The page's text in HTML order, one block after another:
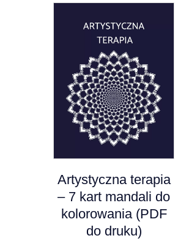
Artystyczna terapia
– 7 kart mandali do
kolorowania (PDF
do druku)